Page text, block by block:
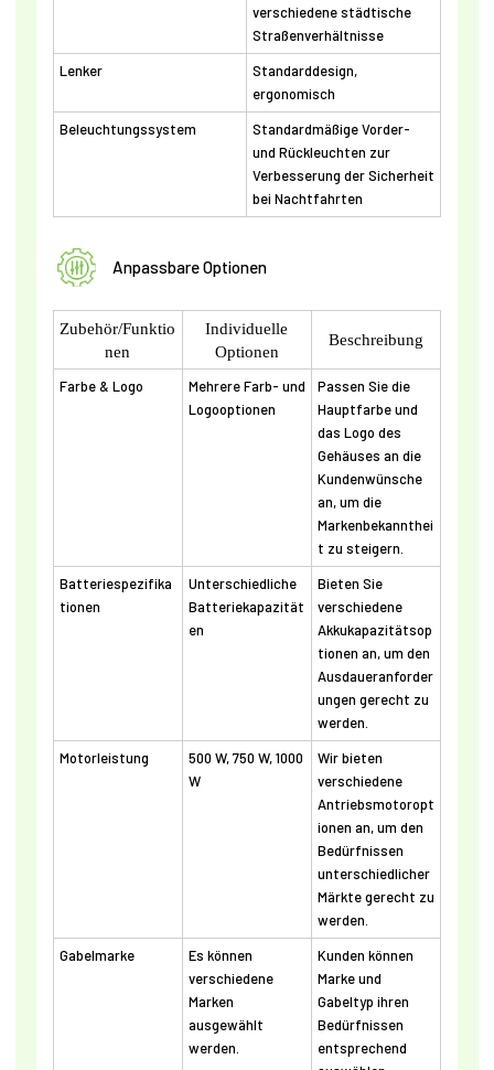
verschiedene städtische
Straßenverhältnisse
Lenker
Standarddesign,
ergonomisch
Beleuchtungssystem
Standardmäßige Vorder-
und Rückleuchten zur
Verbesserung der Sicherheit
bei Nachtfahrten
Anpassbare Optionen
Zubehör/Funktio
nen
Individuelle
Optionen
Beschreibung
Farbe & Logo
Mehrere Farb- und
Logooptionen
Passen Sie die
Hauptfarbe und
das Logo des
Gehäuses an die
Kundenwünsche
an, um die
Markenbekannthei
t zu steigern.
Batteriespezifika
tionen
Unterschiedliche
Batteriekapazität
en
Bieten Sie
verschiedene
Akkukapazitätsop
tionen an, um den
Ausdaueranforder
ungen gerecht zu
werden.
Motorleistung
500 W, 750 W, 1000
W
Wir bieten
verschiedene
Antriebsmotoropt
ionen an, um den
Bedürfnissen
unterschiedlicher
Märkte gerecht zu
werden.
Gabelmarke
Es können
verschiedene
Marken
ausgewählt
werden.
Kunden können
Marke und
Gabeltyp ihren
Bedürfnissen
entsprechend